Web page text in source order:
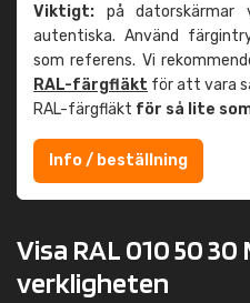
Viktigt: på datorskärmar
autentiska. Använd
som referens. Vi
RAL-färgfläkt för att vara
RAL-färgfläkt för så lite
Info / beställning
Visa RAL 010 50 30
verkligheten